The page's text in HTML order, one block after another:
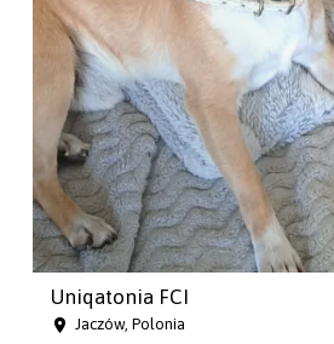
Uniqatonia FCI
Jaczów, Polonia